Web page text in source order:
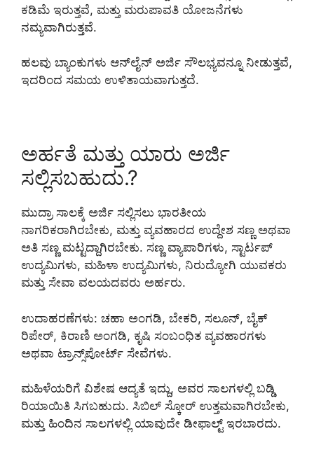
ಕಡಿಮೆ ಇರುತ್ತವೆ, ಮತ್ತು ಮರುಪಾವತಿ ಯೋಜನೆಗಳು
ನಮ್ಯವಾಗಿರುತ್ತವೆ.
ಹಲವು ಬ್ಯಾಂಕುಗಳು ಆನ್‌ಲೈನ್ ಅರ್ಜಿ ಸೌಲಭ್ಯವನ್ನೂ ನೀಡುತ್ತವೆ,
ಇದರಿಂದ ಸಮಯ ಉಳಿತಾಯವಾಗುತ್ತದೆ.
ಅರ್ಹತೆ ಮತ್ತು ಯಾರು ಅರ್ಜಿ
ಸಲ್ಲಿಸಬಹುದು.?
ಮುದ್ರಾ ಸಾಲಕ್ಕೆ ಅರ್ಜಿ ಸಲ್ಲಿಸಲು ಭಾರತೀಯ
ನಾಗರಿಕರಾಗಿರಬೇಕು, ಮತ್ತು ವ್ಯವಹಾರದ ಉದ್ದೇಶ ಸಣ್ಣ ಅಥವಾ
ಅತಿ ಸಣ್ಣ ಮಟ್ಟದ್ದಾಗಿರಬೇಕು. ಸಣ್ಣ ವ್ಯಾಪಾರಿಗಳು, ಸ್ಟಾರ್ಟಪ್
ಉದ್ಯಮಿಗಳು, ಮಹಿಳಾ ಉದ್ಯಮಿಗಳು, ನಿರುದ್ಯೋಗಿ ಯುವಕರು
ಮತ್ತು ಸೇವಾ ವಲಯದವರು ಅರ್ಹರು.
ಉದಾಹರಣೆಗಳು: ಚಹಾ ಅಂಗಡಿ, ಬೇಕರಿ, ಸಲೂನ್, ಬೈಕ್
ರಿಪೇರ್, ಕಿರಾಣಿ ಅಂಗಡಿ, ಕೃಷಿ ಸಂಬಂಧಿತ ವ್ಯವಹಾರಗಳು
ಅಥವಾ ಟ್ರಾನ್ಸ್‌ಪೋರ್ಟ್ ಸೇವೆಗಳು.
ಮಹಿಳೆಯರಿಗೆ ವಿಶೇಷ ಆದ್ಯತೆ ಇದ್ದು, ಅವರ ಸಾಲಗಳಲ್ಲಿ ಬಡ್ಡಿ
ರಿಯಾಯಿತಿ ಸಿಗಬಹುದು. ಸಿಬಿಲ್ ಸ್ಕೋರ್ ಉತ್ತಮವಾಗಿರಬೇಕು,
ಮತ್ತು ಹಿಂದಿನ ಸಾಲಗಳಲ್ಲಿ ಯಾವುದೇ ಡೀಫಾಲ್ಟ್ ಇರಬಾರದು.